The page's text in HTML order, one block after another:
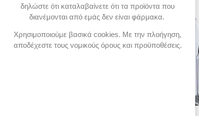
Εύρος Τιμών
38 € 630 €
δηλώστε ότι καταλαβαίνετε ότι τα προϊόντα που
διανέμονται από εμάς δεν είναι φάρμακα.
Χρησιμοποιούμε βασικά cookies. Με την πλοήγηση,
αποδέχεστε τους νομικούς όρους και προϋποθέσεις.